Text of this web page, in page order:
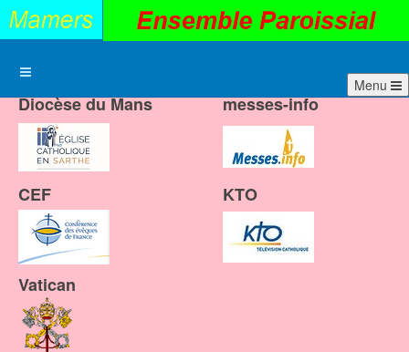
Menu
Diocèse du Mans messes-info
CEF KTO
Vatican